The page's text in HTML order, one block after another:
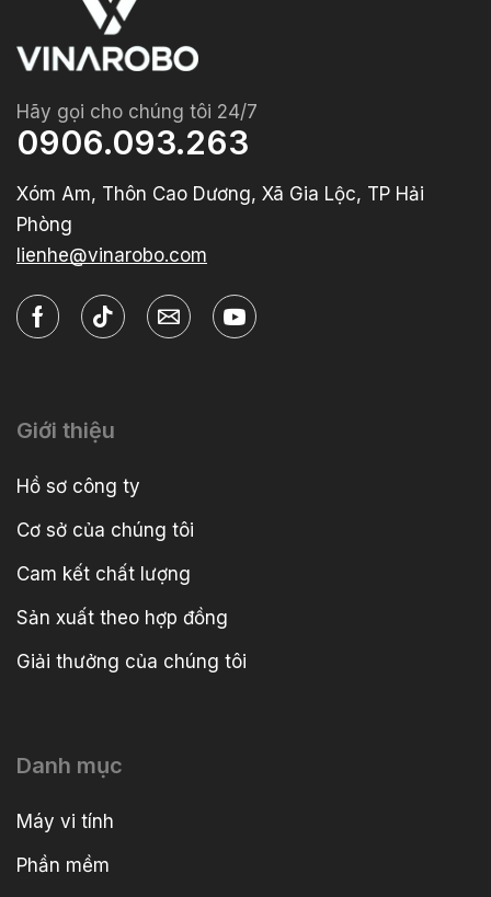
Hãy gọi cho chúng tôi 24/7
0906.093.263
Xóm Am, Thôn Cao Dương, Xã Gia Lộc, TP Hải
Phòng
lienhe@vinarobo.com
Giới thiệu
Hồ sơ công ty
Cơ sở của chúng tôi
Cam kết chất lượng
Sản xuất theo hợp đồng
Giải thưởng của chúng tôi
Danh mục
Máy vi tính
Phần mềm